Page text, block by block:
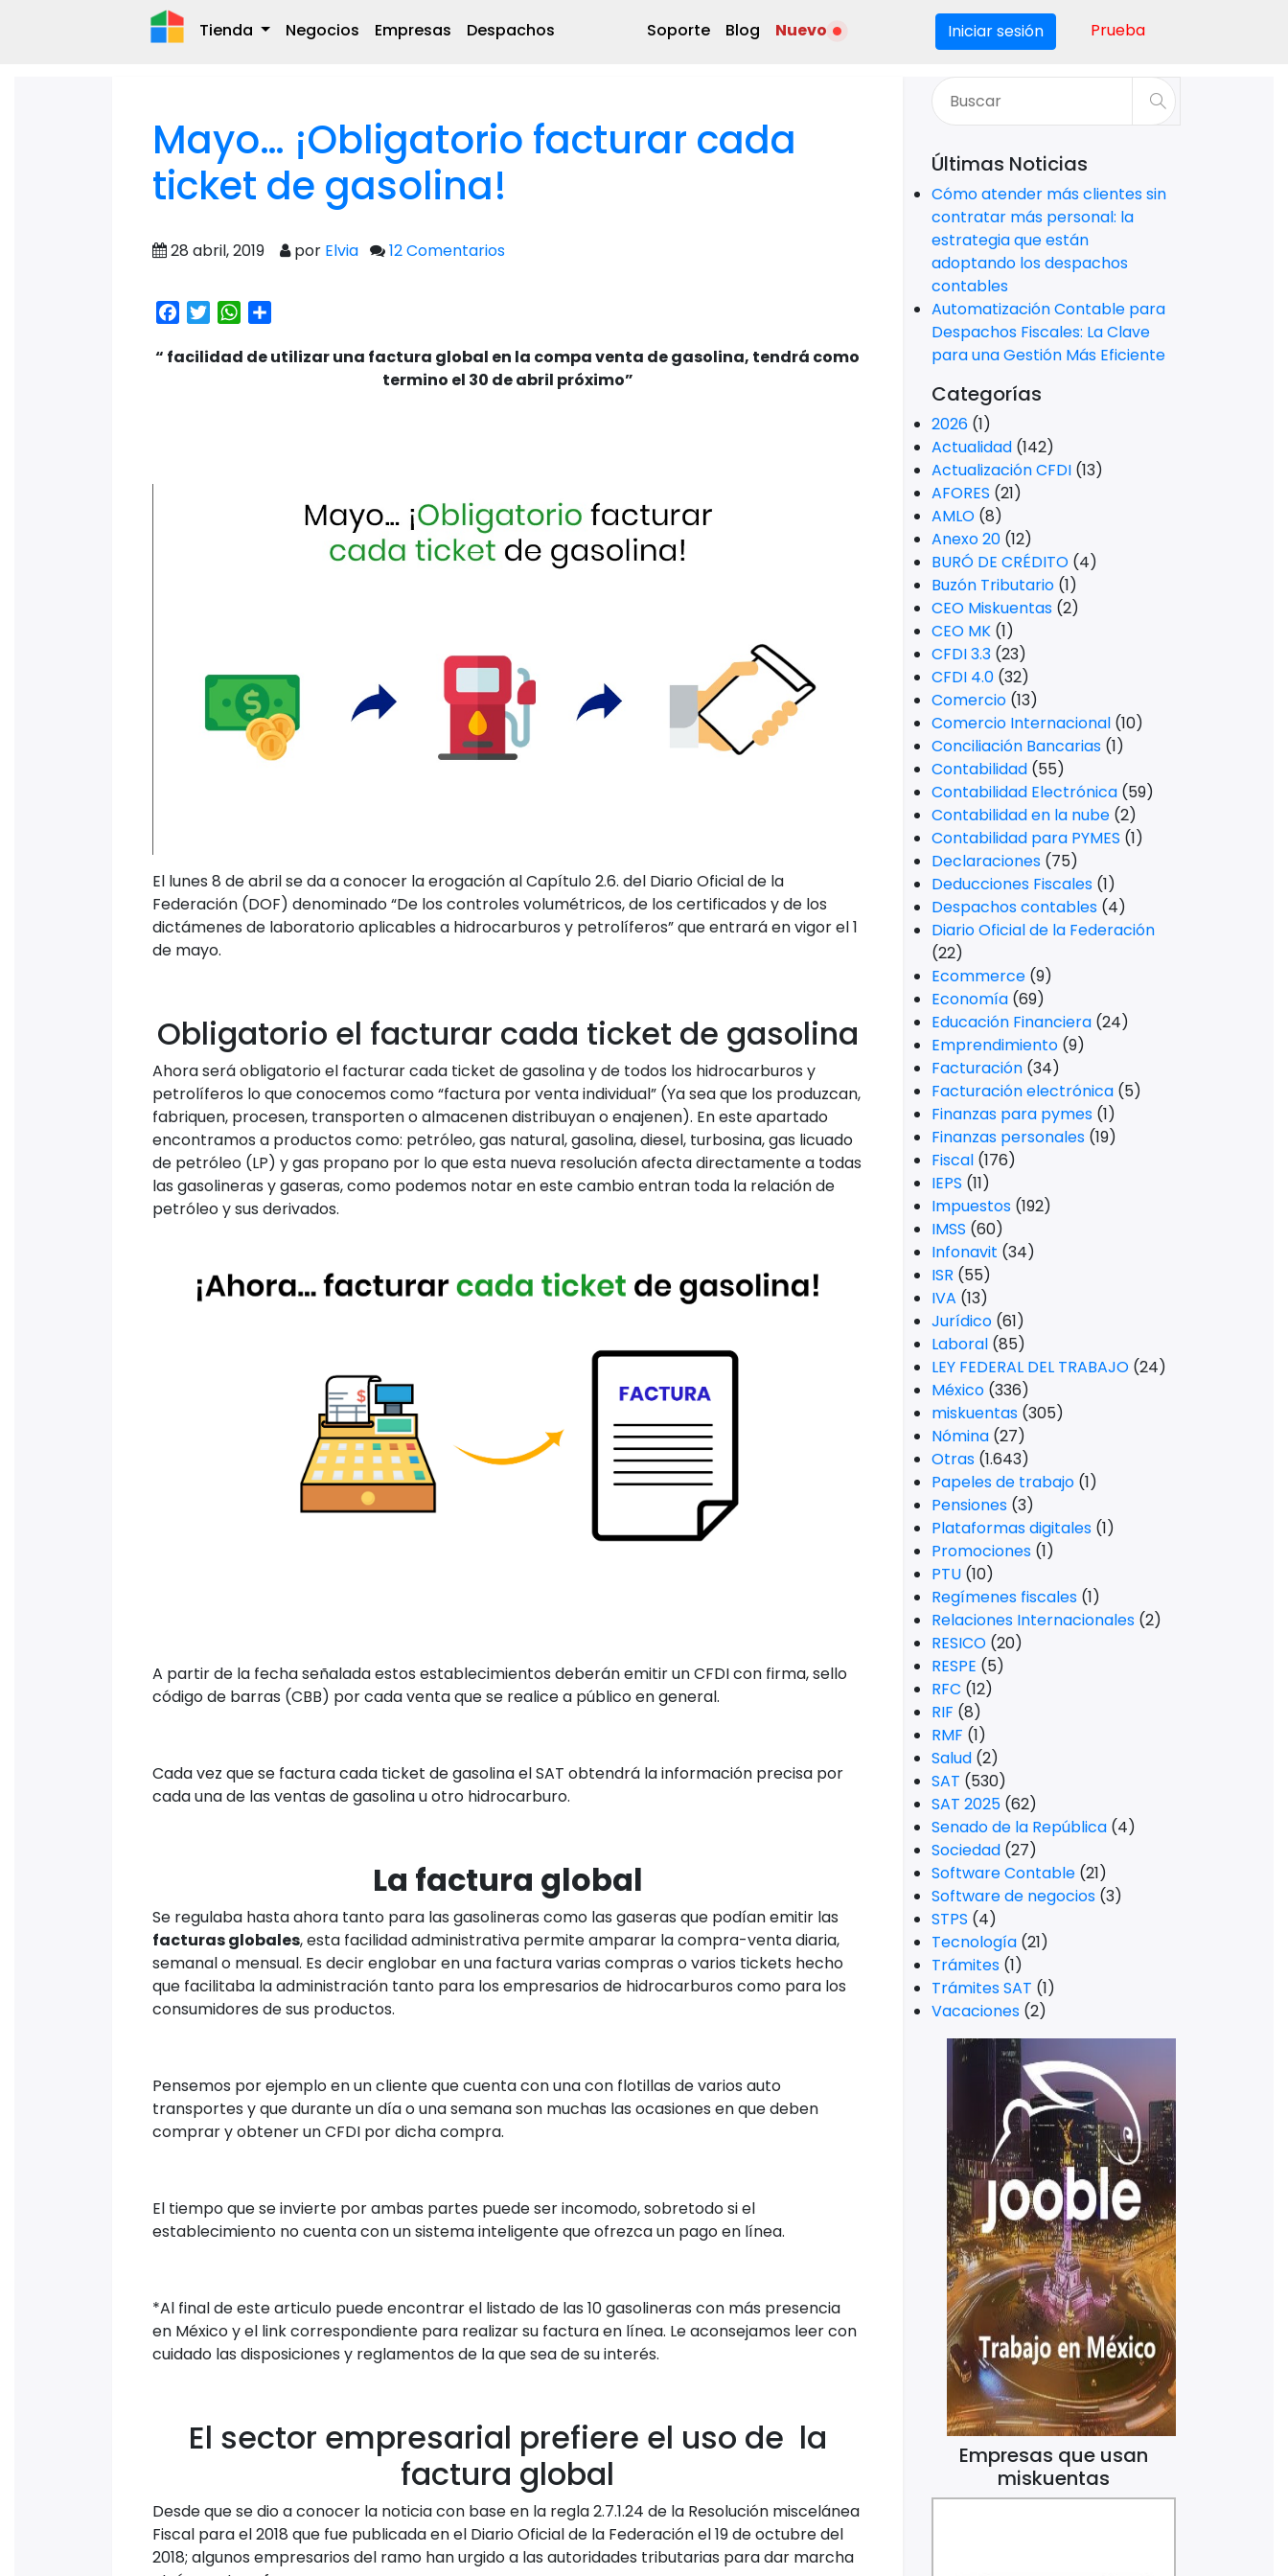
Tienda Negocios Empresas Despachos Soporte Blog Nuevo Iniciar sesión Prueba
Mayo… ¡Obligatorio facturar cada
ticket de gasolina!
28 abril, 2019 por Elvia 12 Comentarios
Facebook
TwitterWhatsApp
“ facilidad de utilizar una factura global en la compa venta de gasolina, tendrá como
termino el 30 de abril próximo”
El lunes 8 de abril se da a conocer la erogación al Capítulo 2.6. del Diario Oficial de la
Federación (DOF) denominado “De los controles volumétricos, de los certificados y de los
dictámenes de laboratorio aplicables a hidrocarburos y petrolíferos” que entrará en vigor el 1
de mayo.
Obligatorio el facturar cada ticket de gasolina
Ahora será obligatorio el facturar cada ticket de gasolina y de todos los hidrocarburos y
petrolíferos lo que conocemos como “factura por venta individual” (Ya sea que los produzcan,
fabriquen, procesen, transporten o almacenen distribuyan o enajenen). En este apartado
encontramos a productos como: petróleo, gas natural, gasolina, diesel, turbosina, gas licuado
de petróleo (LP) y gas propano por lo que esta nueva resolución afecta directamente a todas
las gasolineras y gaseras, como podemos notar en este cambio entran toda la relación de
petróleo y sus derivados.
A partir de la fecha señalada estos establecimientos deberán emitir un CFDI con firma, sello
código de barras (CBB) por cada venta que se realice a público en general.
Cada vez que se factura cada ticket de gasolina el SAT obtendrá la información precisa por
cada una de las ventas de gasolina u otro hidrocarburo.
La factura global
Se regulaba hasta ahora tanto para las gasolineras como las gaseras que podían emitir las
facturas globales, esta facilidad administrativa permite amparar la compra-venta diaria,
semanal o mensual. Es decir englobar en una factura varias compras o varios tickets hecho
que facilitaba la administración tanto para los empresarios de hidrocarburos como para los
consumidores de sus productos.
Pensemos por ejemplo en un cliente que cuenta con una con flotillas de varios auto
transportes y que durante un día o una semana son muchas las ocasiones en que deben
comprar y obtener un CFDI por dicha compra.
El tiempo que se invierte por ambas partes puede ser incomodo, sobretodo si el
establecimiento no cuenta con un sistema inteligente que ofrezca un pago en línea.
*Al final de este articulo puede encontrar el listado de las 10 gasolineras con más presencia
en México y el link correspondiente para realizar su factura en línea. Le aconsejamos leer con
cuidado las disposiciones y reglamentos de la que sea de su interés.
El sector empresarial prefiere el uso de la
factura global
Desde que se dio a conocer la noticia con base en la regla 2.7.1.24 de la Resolución miscelánea
Fiscal para el 2018 que fue publicada en el Diario Oficial de la Federación el 19 de octubre del
2018; algunos empresarios del ramo han urgido a las autoridades tributarias para dar marcha
Últimas Noticias
Cómo atender más clientes sin
contratar más personal: la
estrategia que están
adoptando los despachos
contables
Automatización Contable para
Despachos Fiscales: La Clave
para una Gestión Más Eficiente
Categorías
2026 (1)
Actualidad (142)
Actualización CFDI (13)
AFORES (21)
AMLO (8)
Anexo 20 (12)
BURÓ DE CRÉDITO (4)
Buzón Tributario (1)
CEO Miskuentas (2)
CEO MK (1)
CFDI 3.3 (23)
CFDI 4.0 (32)
Comercio (13)
Comercio Internacional (10)
Conciliación Bancarias (1)
Contabilidad (55)
Contabilidad Electrónica (59)
Contabilidad en la nube (2)
Contabilidad para PYMES (1)
Declaraciones (75)
Deducciones Fiscales (1)
Despachos contables (4)
Diario Oficial de la Federación
(22)
Ecommerce (9)
Economía (69)
Educación Financiera (24)
Emprendimiento (9)
Facturación (34)
Facturación electrónica (5)
Finanzas para pymes (1)
Finanzas personales (19)
Fiscal (176)
IEPS (11)
Impuestos (192)
IMSS (60)
Infonavit (34)
ISR (55)
IVA (13)
Jurídico (61)
Laboral (85)
LEY FEDERAL DEL TRABAJO (24)
México (336)
miskuentas (305)
Nómina (27)
Otras (1.643)
Papeles de trabajo (1)
Pensiones (3)
Plataformas digitales (1)
Promociones (1)
PTU (10)
Regímenes fiscales (1)
Relaciones Internacionales (2)
RESICO (20)
RESPE (5)
RFC (12)
RIF (8)
RMF (1)
Salud (2)
SAT (530)
SAT 2025 (62)
Senado de la República (4)
Sociedad (27)
Software Contable (21)
Software de negocios (3)
STPS (4)
Tecnología (21)
Trámites (1)
Trámites SAT (1)
Vacaciones (2)
Empresas que usan
miskuentas